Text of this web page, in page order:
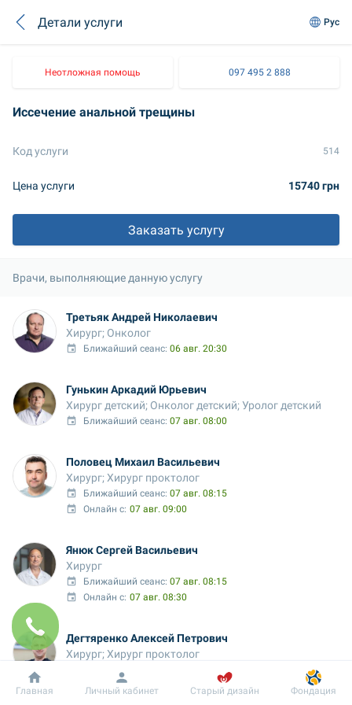
Детали услуги Рус
Неотложная помощь 097 495 2 888
Иссечение анальной трещины
Код услуги 514
Цена услуги 15740 грн
Заказать услугу
Врачи, выполняющие данную услугу
Третьяк Андрей Николаевич
Хирург; Онколог
Ближайший сеанс: 06 авг. 20:30
Гунькин Аркадий Юрьевич
Хирург детский; Онколог детский; Уролог детский
Ближайший сеанс: 07 авг. 08:00
Половец Михаил Васильевич
Хирург; Хирург проктолог
Ближайший сеанс: 07 авг. 08:15
Онлайн с: 07 авг. 09:00
Янюк Сергей Васильевич
Хирург
Ближайший сеанс: 07 авг. 08:15
Онлайн с: 07 авг. 08:30
Дегтяренко Алексей Петрович
Хирург; Хирург проктолог
Ближайший сеанс: 07 авг. 08:15
Добробут Информация Пациенту
Главная Личный кабинет Старый дизайн Фондация